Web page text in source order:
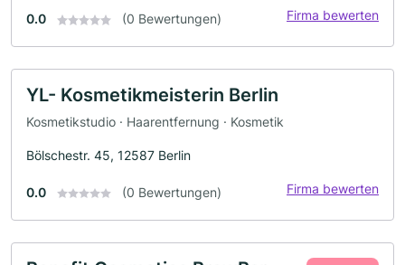
0.0 (0 Bewertungen) Firma bewerten
YL- Kosmetikmeisterin Berlin
Kosmetikstudio · Haarentfernung · Kosmetik
Bölschestr. 45, 12587 Berlin
0.0 (0 Bewertungen) Firma bewerten